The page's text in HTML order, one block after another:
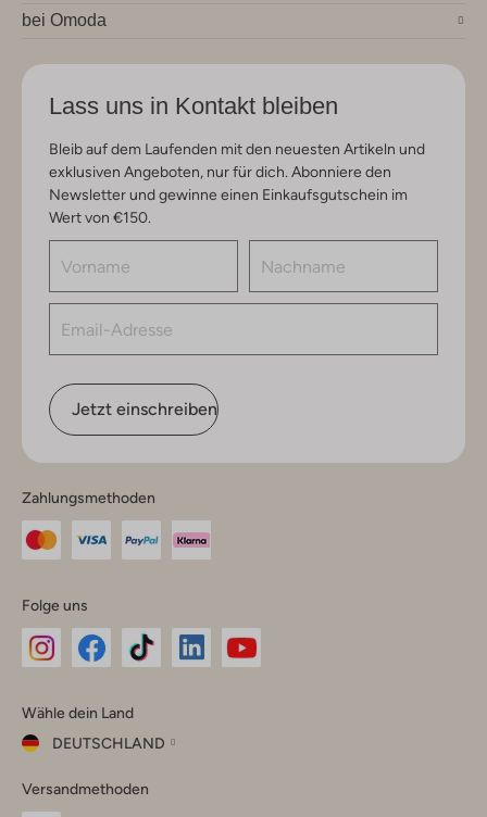
bei Omoda
Lass uns in Kontakt bleiben
Bleib auf dem Laufenden mit den neuesten Artikeln und
exklusiven Angeboten, nur für dich. Abonniere den
Newsletter und gewinne einen Einkaufsgutschein im
Wert von €150.
Jetzt einschreiben
Zahlungsmethoden
Folge uns
Instagram
Facebook
TikTok
Wähle dein Land
DEUTSCHLAND
dein
Land
Versandmethoden